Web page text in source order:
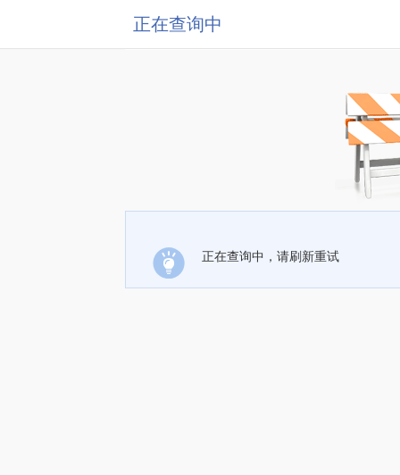
正在查询中
正在查询中，请刷新重试